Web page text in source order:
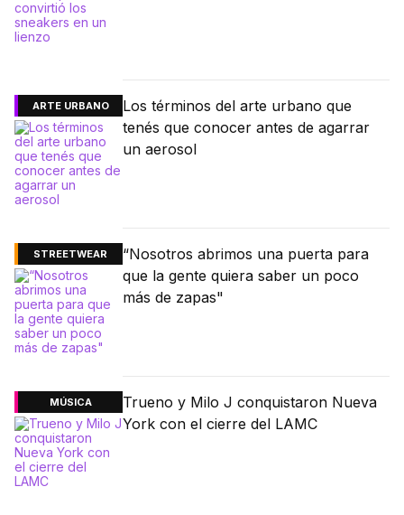
ARTE URBANO
Los términos del arte urbano que
tenés que conocer antes de agarrar
un aerosol
STREETWEAR
“Nosotros abrimos una puerta para
que la gente quiera saber un poco
más de zapas"
MÚSICA
Trueno y Milo J conquistaron Nueva
York con el cierre del LAMC